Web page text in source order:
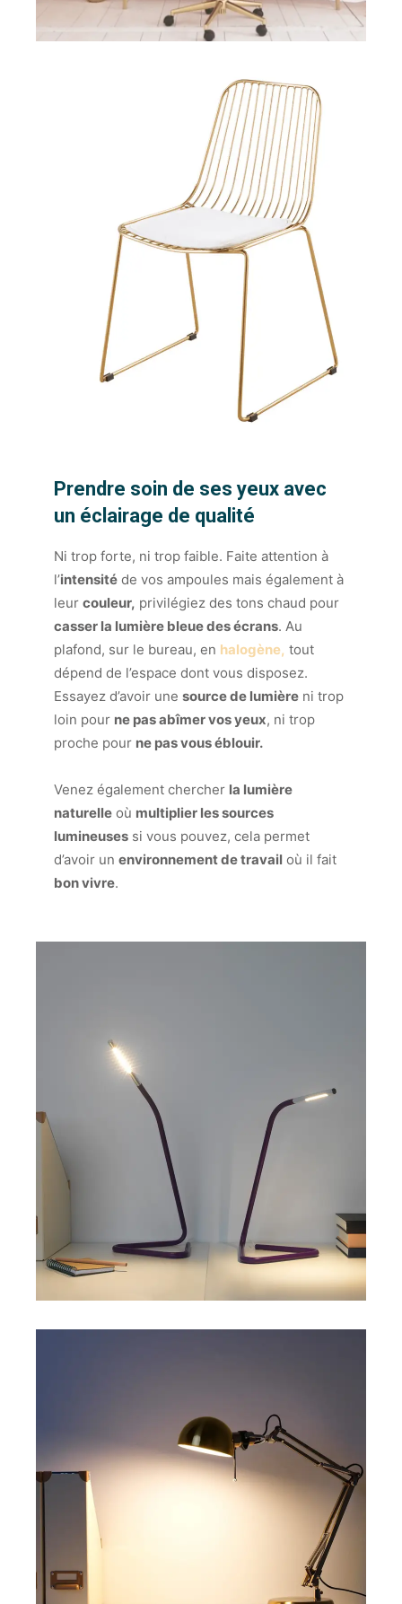
Prendre soin de ses yeux avec
un éclairage de qualité
Ni trop forte, ni trop faible. Faite attention à
l’intensité de vos ampoules mais également à
leur couleur, privilégiez des tons chaud pour
casser la lumière bleue des écrans. Au
plafond, sur le bureau, en halogène, tout
dépend de l’espace dont vous disposez.
Essayez d’avoir une source de lumière ni trop
loin pour ne pas abîmer vos yeux, ni trop
proche pour ne pas vous éblouir.
Venez également chercher la lumière
naturelle où multiplier les sources
lumineuses si vous pouvez, cela permet
d’avoir un environnement de travail où il fait
bon vivre.